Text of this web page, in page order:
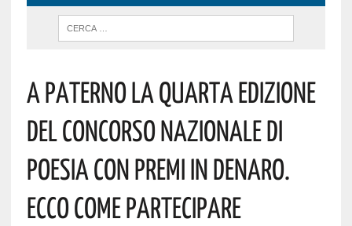
A Paterno La Quarta Edizione
Del Concorso Nazionale Di
Poesia Con Premi In Denaro.
Ecco Come Partecipare